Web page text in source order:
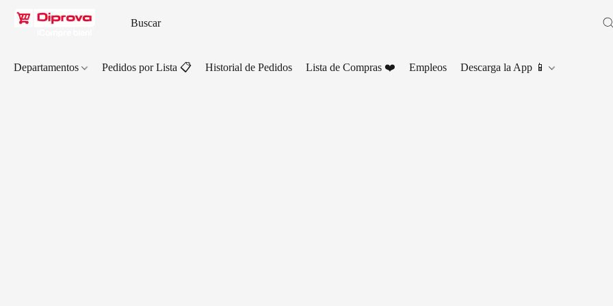
Departamentos Pedidos por Lista 📋 Historial de Pedidos Lista de Compras ❤️ Empleos Descarga la App 📱